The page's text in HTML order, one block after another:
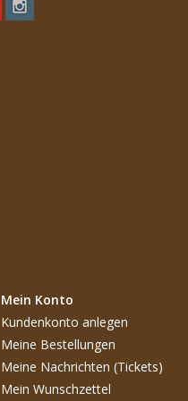
Mein Konto
Kundenkonto anlegen
Meine Bestellungen
Meine Nachrichten (Tickets)
Mein Wunschzettel